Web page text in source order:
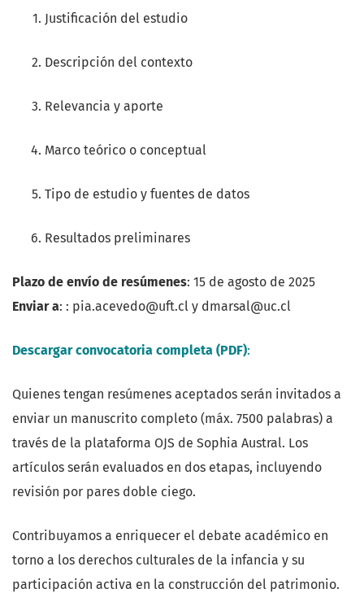
Justificación del estudio
Descripción del contexto
Relevancia y aporte
Marco teórico o conceptual
Tipo de estudio y fuentes de datos
Resultados preliminares
Plazo de envío de resúmenes: 15 de agosto de 2025
Enviar a: : pia.acevedo@uft.cl y dmarsal@uc.cl
Descargar convocatoria completa (PDF):
Quienes tengan resúmenes aceptados serán invitados a
enviar un manuscrito completo (máx. 7500 palabras) a
través de la plataforma OJS de Sophia Austral. Los
artículos serán evaluados en dos etapas, incluyendo
revisión por pares doble ciego.
Contribuyamos a enriquecer el debate académico en
torno a los derechos culturales de la infancia y su
participación activa en la construcción del patrimonio.